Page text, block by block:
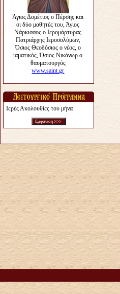
Ιερές Ακολουθίες του μήνα